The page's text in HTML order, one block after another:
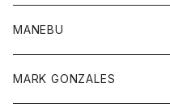
セーター
チュニック
ワンピース
靴
MANEBU
靴
MARK GONZALES